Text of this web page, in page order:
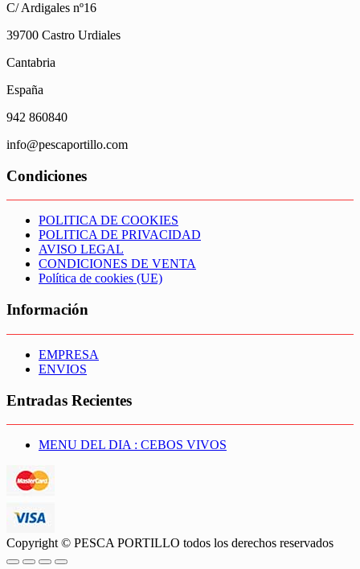
C/ Ardigales nº16
39700 Castro Urdiales
Cantabria
España
942 860840
info@pescaportillo.com
Condiciones
POLITICA DE COOKIES
POLITICA DE PRIVACIDAD
AVISO LEGAL
CONDICIONES DE VENTA
Política de cookies (UE)
Información
EMPRESA
ENVIOS
Entradas Recientes
MENU DEL DIA : CEBOS VIVOS
Copyright © PESCA PORTILLO todos los derechos reservados